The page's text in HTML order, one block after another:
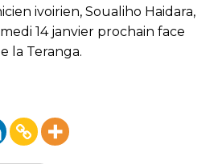
ivoirien, Soualiho Haidara,
14 janvier prochain face
la Teranga.